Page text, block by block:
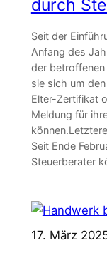
durch
Seit der
Anfang des
der
sie sich um
Elter-Zertifikat
Meldung für
Seit Ende
Steuerberater
17. März